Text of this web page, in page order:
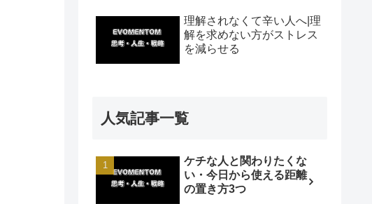
理解されなくて辛い人へ|理
解を求めない方がストレス
を減らせる
人気記事一覧
ケチな人と関わりたくな
い・今日から使える距離
の置き方3つ